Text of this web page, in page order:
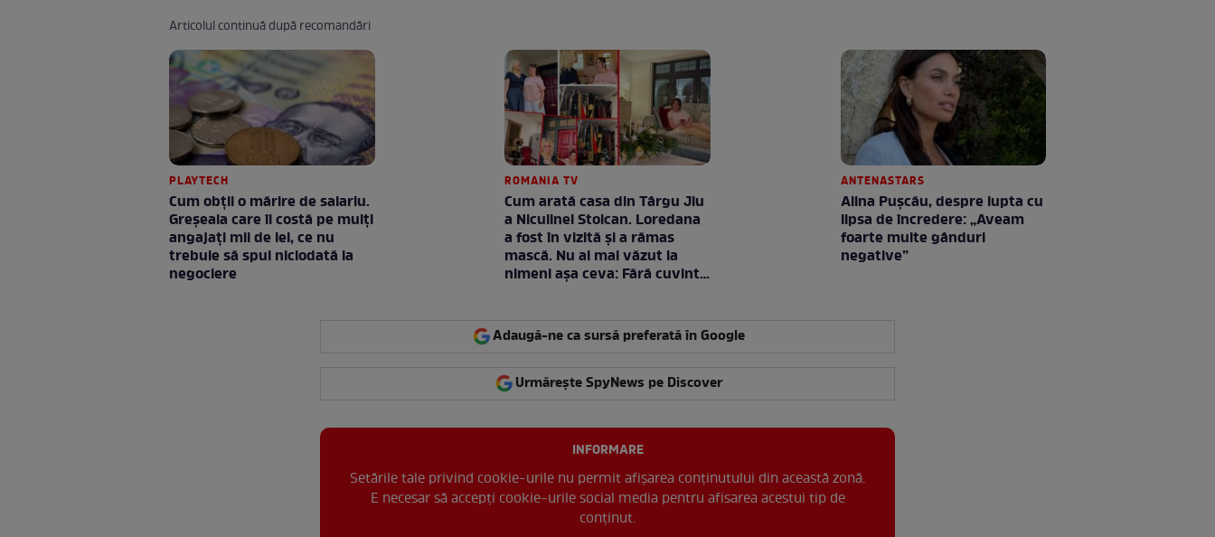
Articolul continuă după recomandări
PLAYTECH
Cum obții o mărire de salariu.
Greșeala care îi costă pe mulți
angajați mii de lei, ce nu
trebuie să spui niciodată la
negociere
ROMANIA TV
Cum arată casa din Târgu Jiu
a Niculinei Stoican. Loredana
a fost în vizită și a rămas
mască. Nu ai mai văzut la
nimeni așa ceva: Fără cuvinte
ANTENASTARS
Alina Pușcău, despre lupta cu
lipsa de încredere: „Aveam
foarte multe gânduri
negative”
Adaugă-ne ca sursă preferată în Google
Urmărește SpyNews pe Discover
INFORMARE
Setările tale privind cookie-urile nu permit afișarea conținutului din această zonă.
E necesar să accepți cookie-urile social media pentru afisarea acestui tip de
conținut.